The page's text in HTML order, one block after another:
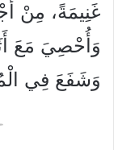
غَنِيمَةً، مِنْ
وَأُحْصِيَ مَعَ
وَشَفَعَ فِي